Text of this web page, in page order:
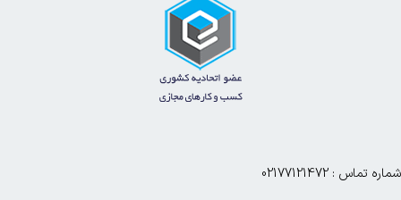
شماره تماس : 02177121472